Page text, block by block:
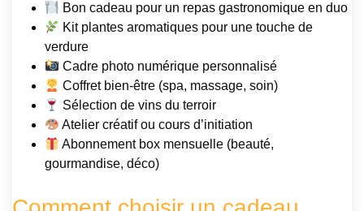
Bon cadeau pour un repas gastronomique en duo
Kit plantes aromatiques pour une touche de
verdure
Cadre photo numérique personnalisé
Coffret bien-être (spa, massage, soin)
Sélection de vins du terroir
Atelier créatif ou cours d’initiation
Abonnement box mensuelle (beauté,
gourmandise, déco)